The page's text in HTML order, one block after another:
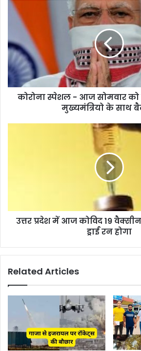
कोरोना स्पेशल - आज सोमवार को
मुख्यमंत्रियो के साथ
उत्तर प्रदेश में आज कोविद 19
ड्राई रन होगा
Related Articles